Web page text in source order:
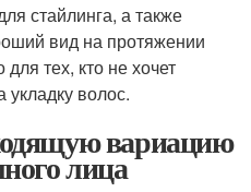
стайлинга, а также
вид на протяжении
тех, кто не хочет
укладку волос.
вариацию
лица